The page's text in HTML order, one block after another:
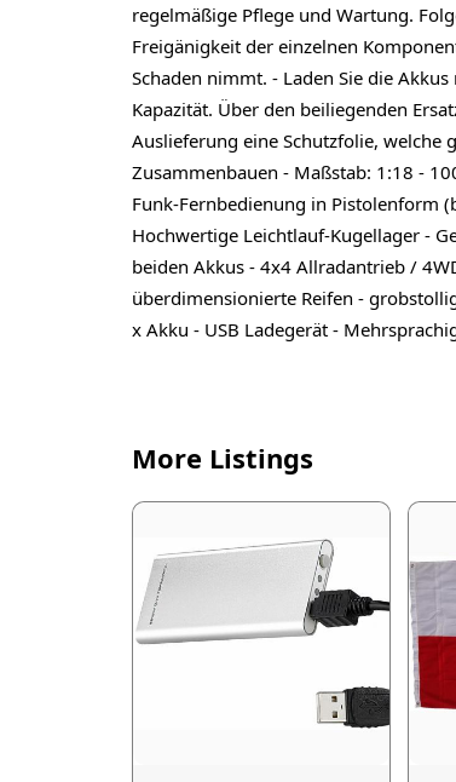
regelmäßige Pflege und Wartung.
Freigänigkeit der einzelnen
Schaden nimmt. - Laden Sie die
Kapazität. Über den beiliegenden
Auslieferung eine Schutzfolie, welche
Zusammenbauen - Maßstab: 1:18 -
Funk-Fernbedienung in Pistolenform
Hochwertige Leichtlauf-Kugellager -
beiden Akkus - 4x4 Allradantrieb /
überdimensionierte Reifen -
x Akku - USB Ladegerät -
More Listings